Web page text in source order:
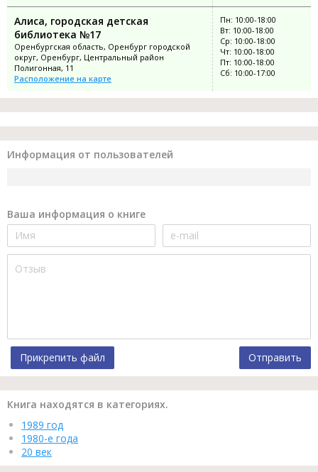
Алиса, городская детская
библиотека №17
Оренбургская область, Оренбург городской
округ, Оренбург, Центральный район
Полигонная, 11
Расположение на карте
Пн: 10:00-18:00
Вт: 10:00-18:00
Ср: 10:00-18:00
Чт: 10:00-18:00
Пт: 10:00-18:00
Сб: 10:00-17:00
Информация от пользователей
Ваша информация о книге
Прикрепить файл Отправить
Книга находятся в категориях.
1989 год
1980-е года
20 век